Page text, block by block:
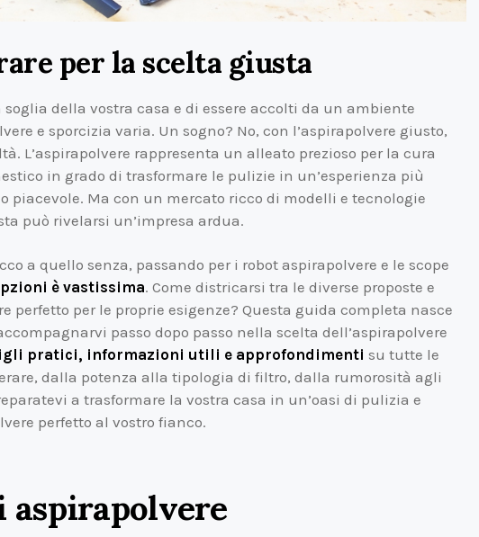
per la scelta giusta
della vostra casa e di essere accolti da un ambiente
e sporcizia varia. Un sogno? No, con l’aspirapolvere giusto,
L’aspirapolvere rappresenta un alleato prezioso per la cura
in grado di trasformare le pulizie in un’esperienza più
piacevole. Ma con un mercato ricco di modelli e tecnologie
può rivelarsi un’impresa ardua.
a quello senza, passando per i robot aspirapolvere e le scope
è vastissima. Come districarsi tra le diverse proposte e
perfetto per le proprie esigenze? Questa guida completa nasce
passo dopo passo nella scelta dell’aspirapolvere
pratici, informazioni utili e approfondimenti su tutte le
dalla potenza alla tipologia di filtro, dalla rumorosità agli
a trasformare la vostra casa in un’oasi di pulizia e
perfetto al vostro fianco.
aspirapolvere